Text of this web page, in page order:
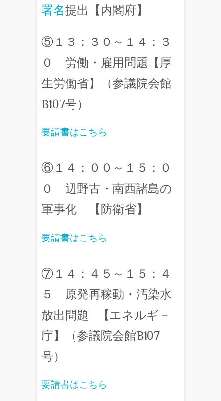
署名提出【内閣府】
⑤１３：３０～１４：３
０ 労働・雇用問題【厚
生労働省】（参議院会館
B107号）
要請書はこちら
⑥１４：００～１５：０
０ 辺野古・南西諸島の
軍事化 【防衛省】
要請書はこちら
⑦１４：４５～１５：４
５ 原発再稼動・汚染水
放出問題 【エネルギ－
庁】（参議院会館B107
号）
要請書はこちら